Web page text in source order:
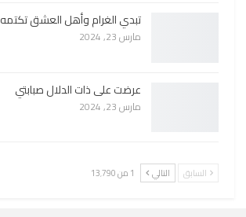
تبدي الغرام وأهل العشق تكتمه
مارس 23, 2024
عرضت على ذات الدلال صبابتي
مارس 23, 2024
السابق التالي 1 من 13٬790